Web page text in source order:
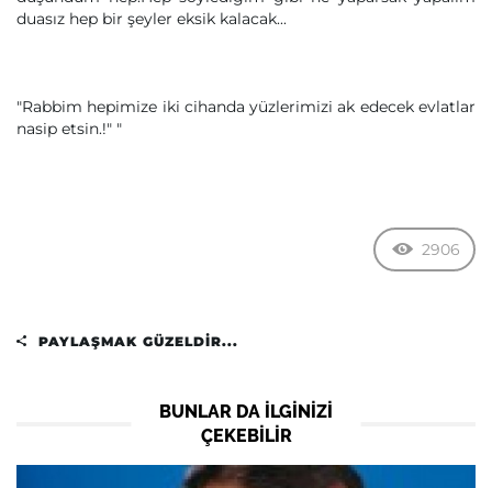
duasız hep bir şeyler eksik kalacak...
"Rabbim hepimize iki cihanda yüzlerimizi ak edecek evlatlar
nasip etsin.!" "
2906
PAYLAŞMAK GÜZELDIR...
BUNLAR DA ILGINIZI
ÇEKEBILIR